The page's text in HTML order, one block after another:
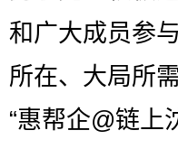
和广大成员参
所在、大局所
“惠帮企@链上